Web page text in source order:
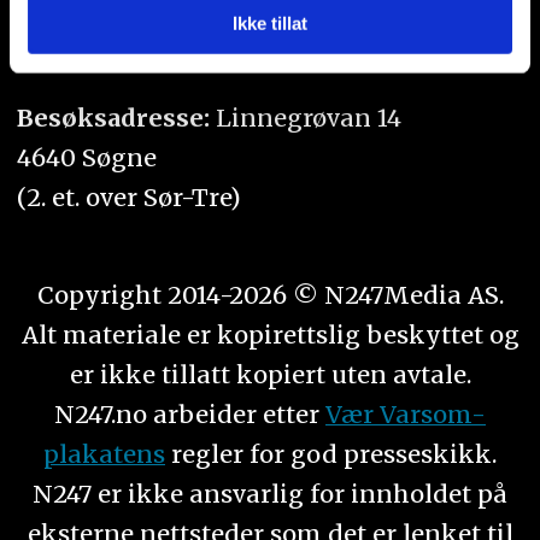
med annen informasjon du har gjort tilgjengelig for dem,
eller som de har samlet inn gjennom din bruk av
tjenestene deres.
Ikke tillat
Orgnr. 934 218 043
Besøksadresse: Linnegrøvan 14
4640 Søgne
(2. et. over Sør-Tre)
Copyright 2014-2026 © N247Media AS.
Alt materiale er kopirettslig beskyttet og
er ikke tillatt kopiert uten avtale.
N247.no arbeider etter Vær Varsom-
plakatens regler for god presseskikk.
N247 er ikke ansvarlig for innholdet på
eksterne nettsteder som det er lenket til